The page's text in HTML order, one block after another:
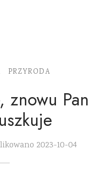
PRZYRODA
znowu Pan
2023-10-04